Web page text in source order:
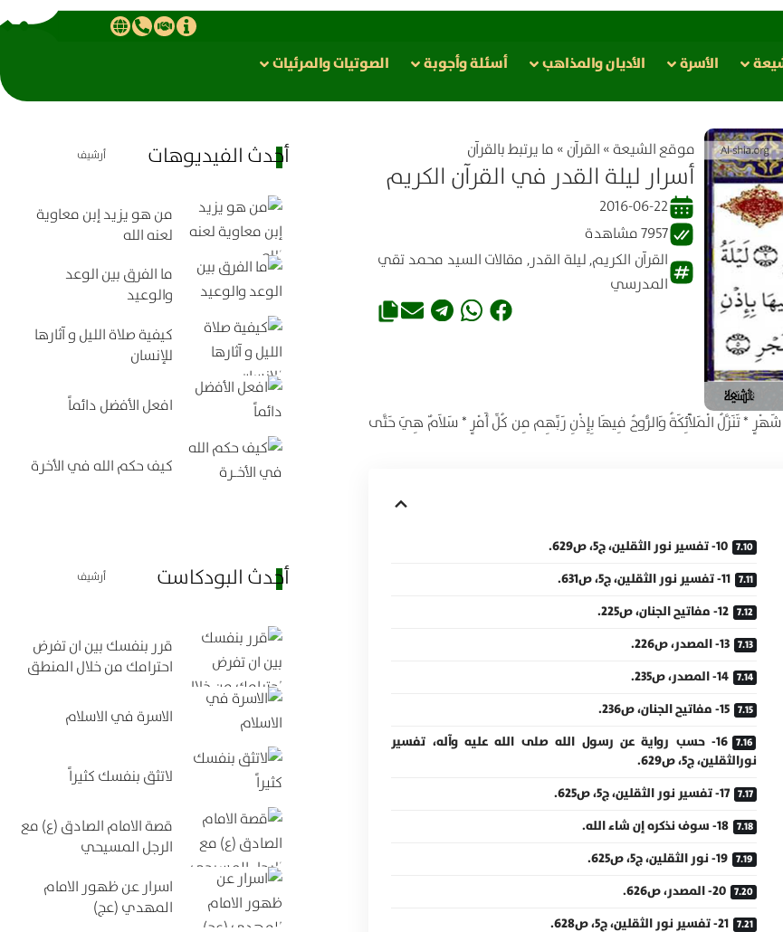
الأسرة الأدیان والمذاهب أسئلة وأجوبة الصوتیات والمرئیات
موقع الشیعة» القرآن » ما يرتبط بالقرآن
أسرار ليلة القدر في القرآن الكريم
2016-06-22
7957 مشاهدة
القرآن الكريم ليلة القدر مقالات السيد محمد تقي
المدرسي
شَهْرٍ * تَنَزَّلُ الْمَلآَئِكَةُ وَالرُّوحُ فِيهَا بِإِذْنِ رَبِّهِم مِن كُلِّ أَمْرٍ * سَلاَمٌ هِيَ حَتَّى
10- تفسير نور الثقلين، ج5، ص629.
11- تفسير نور الثقلين، ج5، ص631.
12- مفاتيح الجنان، ص225.
13- المصدر، ص226.
14- المصدر، ص235.
15- مفاتيح الجنان، ص236.
16- حسب رواية عن رسول الله صلى الله عليه وآله، تفسير
نورالثقلين، ج5، ص629.
17- تفسير نور الثقلين، ج5، ص625.
18- سوف نذكره إن شاء الله.
19- نور الثقلين، ج5، ص625.
20- المصدر، ص626.
21- تفسير نور الثقلين، ج5، ص628.
أحدث الفيديوهات أرشيف
من هو يزيد إبن معاوية
لعنه الله
ما الفرق بين الوعد
والوعيد
كيفية صلاة الليل و آثارها
للإنسان
افعل الأفضل دائماً
كيف حكم الله في الأخرة
أحدث البودكاست أرشيف
قرر بنفسك بين ان تفرض
احترامك من خلال المنطق
الاسرة في الاسلام
لاتثق بنفسك كثيراً
قصة الامام الصادق (ع) مع
الرجل المسيحي
اسرار عن ظهور الامام
المهدي (عج)